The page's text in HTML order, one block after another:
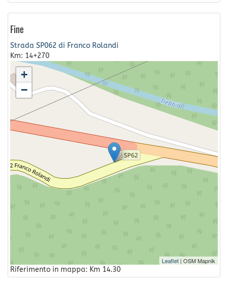
Fine
Strada SP062 di Franco Rolandi
Km: 14+270
+
−
Leaflet | OSM Mapnik
Riferimento in mappa: Km 14.30